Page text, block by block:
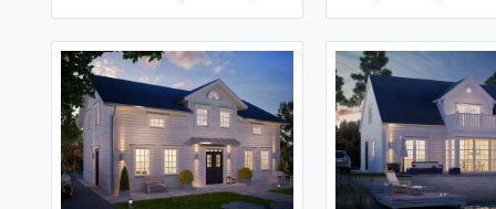
altan. Detta ger ett mycket
modernt uttryck, med
djupverkan, tack vare det Z-
formade övre planet. De stora
panoramafönstren på övre plan
skapar en extra känsla av rymd.
Bottenplan är på hela 112,9 kvm
och innefattar fyra sovrum,
ovanvåningen erbjuds
ljusinsläpp till den
ningen. Den stora
förlänger effektivt
vardagsrummet på
sommarhalvåret till en
stor umgängesyta.
utrustat med fyra